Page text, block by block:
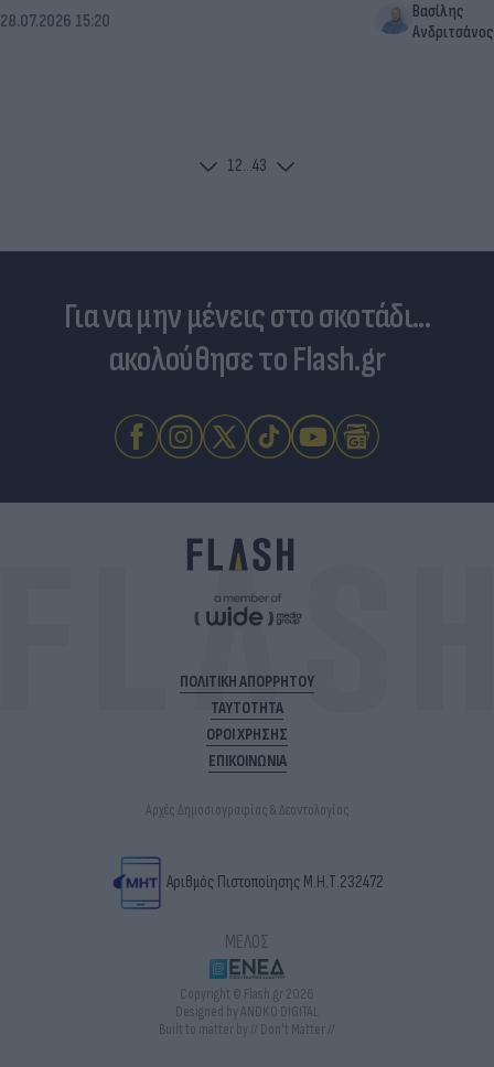
28.07.2026 15:20
Βασίλης
Ανδριτσάνος
12...43
Για να μην μένεις στο σκοτάδι...
ακολούθησε το Flash.gr
ΠΟΛΙΤΙΚΗ ΑΠΟΡΡΗΤΟΥ
ΤΑΥΤΟΤΗΤΑ
ΟΡΟΙ ΧΡΗΣΗΣ
ΕΠΙΚΟΙΝΩΝΙΑ
Αρχές Δημοσιογραφίας & Δεοντολογίας
Αριθμός Πιστοποίησης Μ.Η.Τ.232472
ΜΕΛΟΣ
Copyright © Flash.gr 2026
Designed by ANDKO DIGITAL
Built to matter by // Don't Matter //